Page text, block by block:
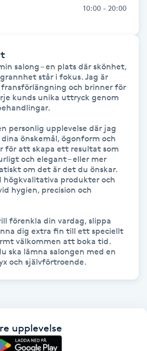
10:00 - 20:00
salong – en plats där skönhet,
står i fokus. Jag är
fransförlängning och brinner för
kunds unika uttryck genom
personlig upplevelse där jag
önskemål, ögonform och
för att skapa ett resultat som
och elegant – eller mer
om det är det du önskar.
högkvalitativa produkter och
hygien, precision och
förenkla din vardag, slippa
dig extra fin till ett speciellt
välkommen att boka tid.
ska lämna salongen med en
och självförtroende.
upplevelse